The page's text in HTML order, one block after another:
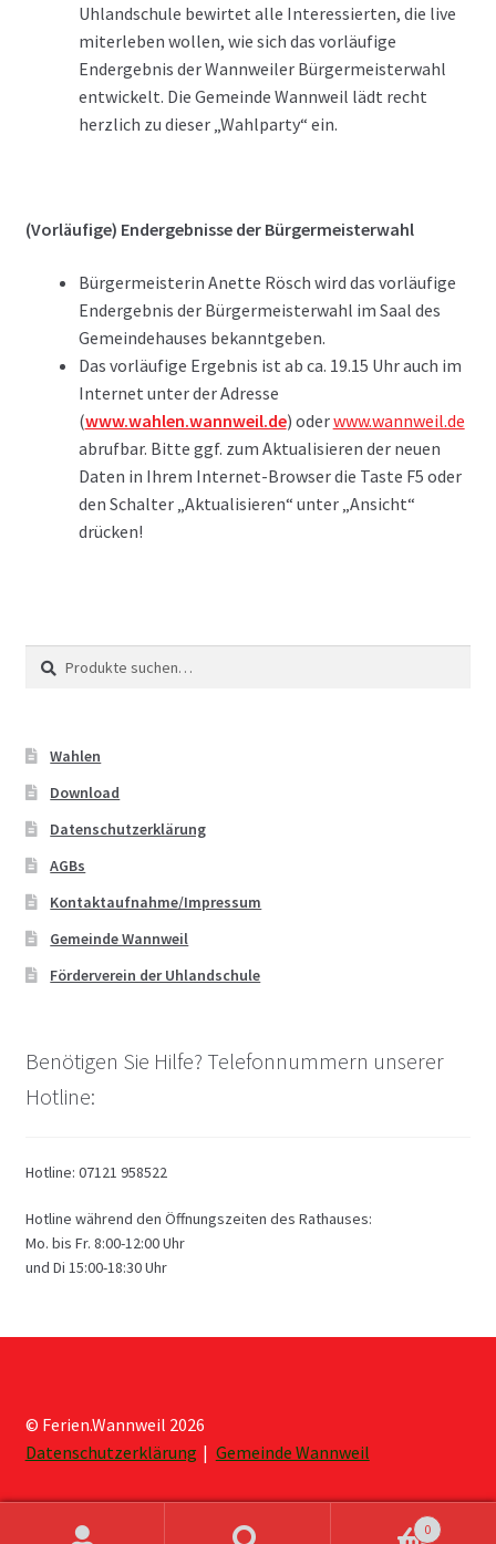
Uhlandschule bewirtet alle Interessierten, die live
miterleben wollen, wie sich das vorläufige
Endergebnis der Wannweiler Bürgermeisterwahl
entwickelt. Die Gemeinde Wannweil lädt recht
herzlich zu dieser „Wahlparty“ ein.
(Vorläufige) Endergebnisse der Bürgermeisterwahl
Bürgermeisterin Anette Rösch wird das vorläufige
Endergebnis der Bürgermeisterwahl im Saal des
Gemeindehauses bekanntgeben.
Das vorläufige Ergebnis ist ab ca. 19.15 Uhr auch im
Internet unter der Adresse
(www.wahlen.wannweil.de) oderwww.wannweil.de
abrufbar. Bitte ggf. zum Aktualisieren der neuen
Daten in Ihrem Internet-Browser die Taste F5 oder
den Schalter „Aktualisieren“ unter „Ansicht“
drücken!
Suche
nach:
Suche
Wahlen
Download
Datenschutzerklärung
AGBs
Kontaktaufnahme/Impressum
Gemeinde Wannweil
Förderverein der Uhlandschule
Benötigen Sie Hilfe? Telefonnummern unserer
Hotline:
Hotline: 07121 958522
Hotline während den Öffnungszeiten des Rathauses:
Mo. bis Fr. 8:00-12:00 Uhr
und Di 15:00-18:30 Uhr
© Ferien.Wannweil 2026
Datenschutzerklärung
Gemeinde Wannweil
0